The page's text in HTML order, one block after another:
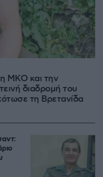
ΜΚΟ και την
διαδρομή του
τη Βρετανίδα